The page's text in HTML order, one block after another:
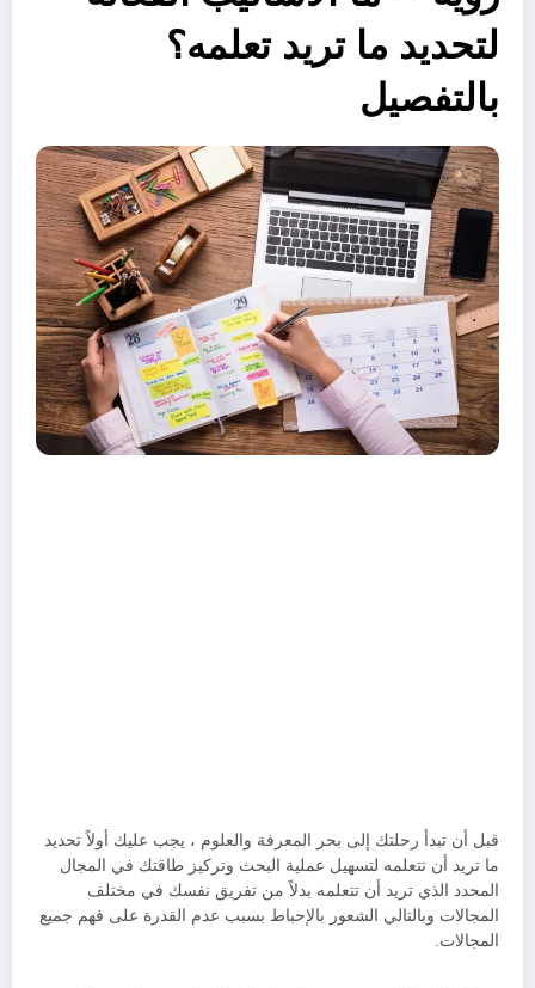
لتحديد ما تريد تعلمه؟
بالتفصيل
قبل أن تبدأ رحلتك إلى بحر المعرفة والعلوم ، يجب عليك أولاً تحديد
ما تريد أن تتعلمه لتسهيل عملية البحث وتركيز طاقتك في المجال
المحدد الذي تريد أن تتعلمه بدلاً من تفريق نفسك في مختلف
المجالات وبالتالي الشعور بالإحباط بسبب عدم القدرة على فهم جميع
المجالات.